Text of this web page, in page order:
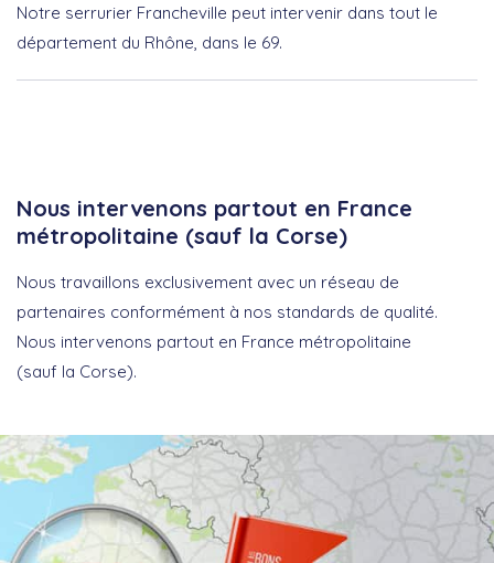
Notre serrurier Francheville peut intervenir dans tout le
département du Rhône, dans le 69.
Nous intervenons partout en France
métropolitaine (sauf la Corse)
Nous travaillons exclusivement avec un réseau de
partenaires conformément à nos standards de qualité.
Nous intervenons partout en France métropolitaine
(sauf la Corse).